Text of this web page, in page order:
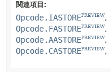
関連項目:
Opcode.IASTOREPREVIEW
Opcode.FASTOREPREVIEW
Opcode.AASTOREPREVIEW
Opcode.CASTOREPREVIEW